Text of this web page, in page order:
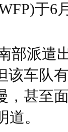
于6
部派遣
该车队
，甚至
。